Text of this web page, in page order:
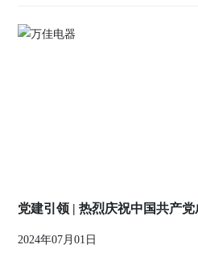
党建引领 | 热烈庆祝中国共产党
2024年07月01日